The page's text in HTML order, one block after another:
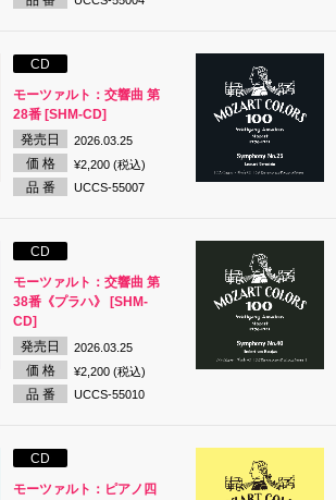
CD
モーツァルト：交響曲 第
28番 [SHM-CD]
発売日
2026.03.25
価 格 ¥2,200 (税込)
品 番 UCCS-55007
CD
モーツァルト：交響曲 第
38番《プラハ》 [SHM-
CD]
発売日
2026.03.25
価 格 ¥2,200 (税込)
品 番 UCCS-55010
CD
モーツァルト：ピアノ四